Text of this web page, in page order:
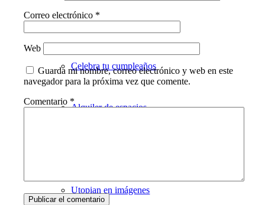
Otros servicios
Celebra tu cumpleaños
Alquiler de espacios
Utopian en imágenes
Correo electrónico *
Web
Guarda mi nombre, correo electrónico y web en este
navegador para la próxima vez que comente.
Comentario *